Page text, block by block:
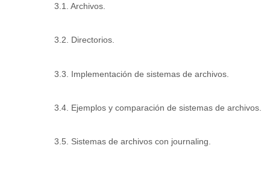
3.1. Archivos.
3.2. Directorios.
3.3. Implementación de sistemas de archivos.
3.4. Ejemplos y comparación de sistemas de archivos.
3.5. Sistemas de archivos con journaling.